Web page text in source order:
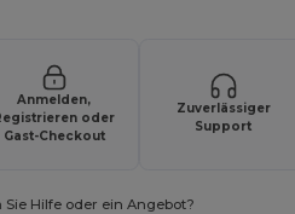
Anmelden,
oder
Gast-Checkout
Zuverlässiger
Support
Hilfe oder ein Angebot?